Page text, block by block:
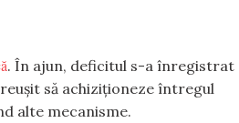
. În ajun, deficitul s-a înregistrat
să achiziționeze întregul
alte mecanisme.